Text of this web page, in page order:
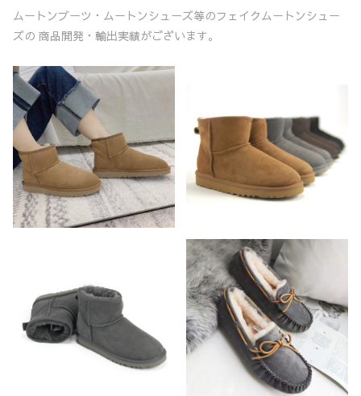
ムートンブーツ・ムートンシューズ等のフェイクムートンシュー
ズの 商品開発・輸出実績がございます。